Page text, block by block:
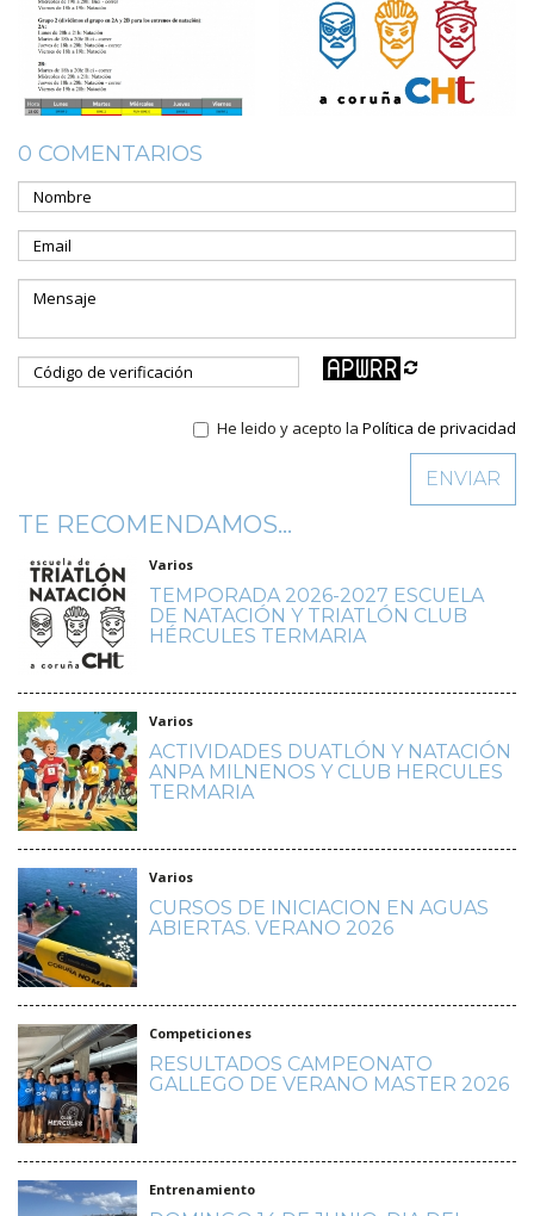
0 COMENTARIOS
He leido y acepto la Política de privacidad
TE RECOMENDAMOS...
Varios
TEMPORADA 2026-2027 ESCUELA
DE NATACIÓN Y TRIATLÓN CLUB
HÉRCULES TERMARIA
Varios
ACTIVIDADES DUATLÓN Y NATACIÓN
ANPA MILNENOS Y CLUB HERCULES
TERMARIA
Varios
CURSOS DE INICIACION EN AGUAS
ABIERTAS. VERANO 2026
Competiciones
RESULTADOS CAMPEONATO
GALLEGO DE VERANO MASTER 2026
Entrenamiento